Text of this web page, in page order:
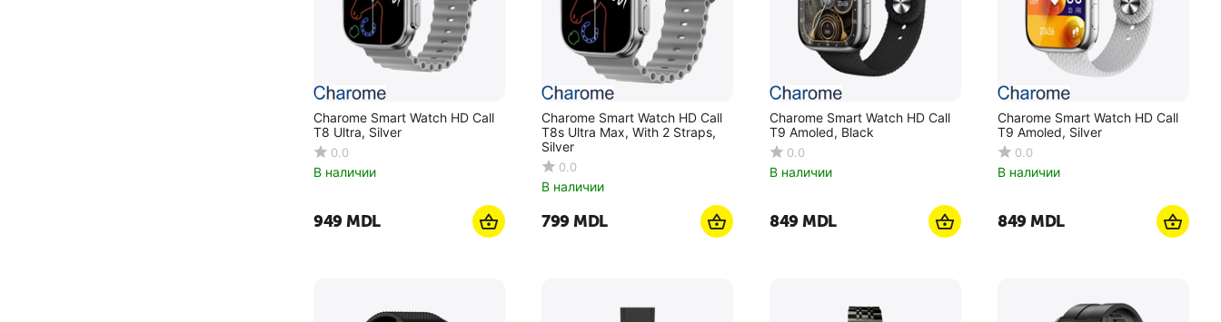
Charome Smart Watch HD Call
T8 Ultra, Silver
0.0
В наличии
‍949‍MDL
Charome Smart Watch HD Call
T8s Ultra Max, With 2 Straps,
Silver
0.0
В наличии
‍799‍MDL
Charome Smart Watch HD Call
T9 Amoled, Black
0.0
В наличии
‍849‍MDL
Charome Smart Watch HD Call
T9 Amoled, Silver
0.0
В наличии
‍849‍MDL